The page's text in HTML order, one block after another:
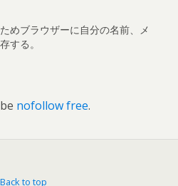
めブラウザーに自分の名前、メ
する。
nofollow free.
Back to top